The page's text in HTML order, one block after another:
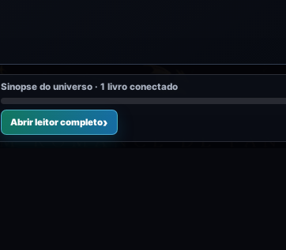
Sinopse do universo · 1 livro conectado
Abrir leitor completo